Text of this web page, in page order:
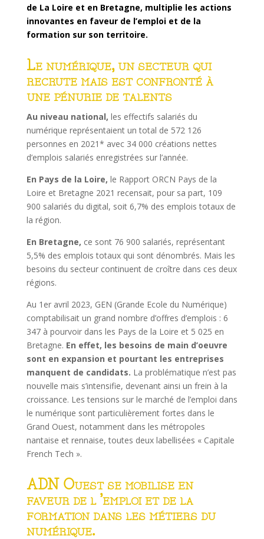
de La Loire et en Bretagne, multiplie les actions
innovantes en faveur de l’emploi et de la
formation sur son territoire.
Le numérique, un secteur qui
recrute mais est confronté à
une pénurie de talents
Au niveau national, les effectifs salariés du
numérique représentaient un total de 572 126
personnes en 2021* avec 34 000 créations nettes
d’emplois salariés enregistrées sur l’année.
En Pays de la Loire, le Rapport ORCN Pays de la
Loire et Bretagne 2021 recensait, pour sa part, 109
900 salariés du digital, soit 6,7% des emplois totaux de
la région.
En Bretagne, ce sont 76 900 salariés, représentant
5,5% des emplois totaux qui sont dénombrés. Mais les
besoins du secteur continuent de croître dans ces deux
régions.
Au 1er avril 2023, GEN (Grande Ecole du Numérique)
comptabilisait un grand nombre d’offres d’emplois : 6
347 à pourvoir dans les Pays de la Loire et 5 025 en
Bretagne. En effet, les besoins de main d’oeuvre
sont en expansion et pourtant les entreprises
manquent de candidats. La problématique n’est pas
nouvelle mais s’intensifie, devenant ainsi un frein à la
croissance. Les tensions sur le marché de l’emploi dans
le numérique sont particulièrement fortes dans le
Grand Ouest, notamment dans les métropoles
nantaise et rennaise, toutes deux labellisées « Capitale
French Tech ».
ADN Ouest se mobilise en
faveur de l ’emploi et de la
formation dans les métiers du
numérique.